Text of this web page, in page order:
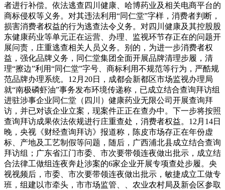
者进行补偿。依法逃查四川健康、哈博药业及相关电商平台的
商标侵权等义务。对其违法利用“同仁堂”字样，消费者判断，
损害消费者权益的行为逃查法令义务。对四川健康及其控股股
东健康药业等单元正在运营、办理、监视环节存正在的问题开
展问责，庄重逃查相关人员义务。别的，为进一步消费者权
益，强化品牌义务，同仁堂集团全面开展品牌清理步履，清
理“擦边”利用“同仁堂”字号、商标利用不规范等行为，严酷规
范品牌办理系统。12月20日，成都会新都区市场监视办理局
就“南极磷虾油”事务发布环境传递称，已成立结合查询拜访组
进驻涉事企业同仁堂（四川）健康药业无限公司开展查询拜
访，并已对该企业立案，现案件正正在查办中。下一步将按照
查询拜访成果依法依规进行庄重查处，消费者权益。12月14日
晚，央视《财经查询拜访》报道称，陈皮市场存正在年份虚
标、产地及工艺制假等问题，随后，广西浦北县成立结合查询
拜访组；广东省江门市委、市次要带领连夜做出批示，成立结
合法律工做组连夜奔赴涉案的6家企业开展专项查处步履。央
视视频后，市委、市次要带领连夜做出批示，敏捷成立工做专
班，组建以市牵头，市市场监管、、农业农村局及新会区参取